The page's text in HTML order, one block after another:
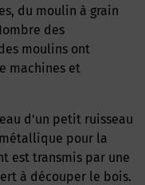
du moulin à grain
des
moulins ont
machines et
métallique pour la
est transmis par une
à découper le bois.